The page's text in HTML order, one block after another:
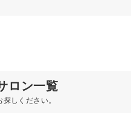
ロン一覧
しください。